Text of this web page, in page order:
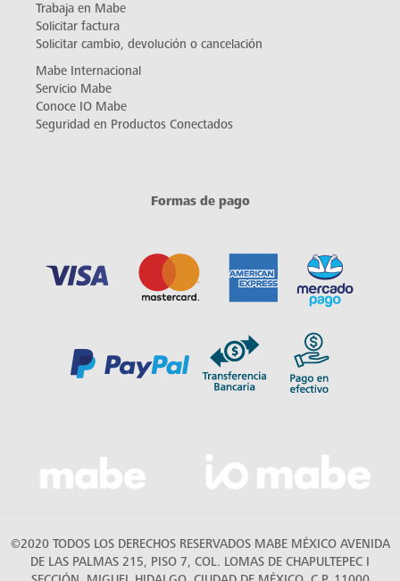
Trabaja en Mabe
Solicitar factura
Solicitar cambio, devolución o cancelación
Mabe Internacional
Servicio Mabe
Conoce IO Mabe
Seguridad en Productos Conectados
Formas de pago
©2020 TODOS LOS DERECHOS RESERVADOS MABE MÉXICO AVENIDA
DE LAS PALMAS 215, PISO 7, COL. LOMAS DE CHAPULTEPEC I